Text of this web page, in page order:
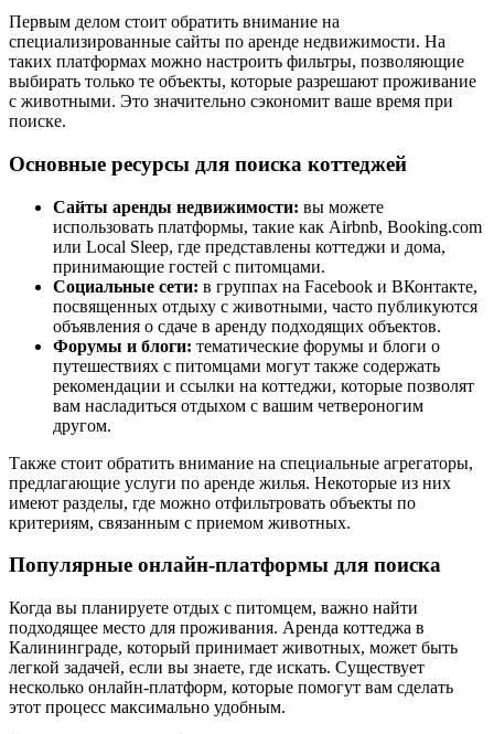
Первым делом стоит обратить внимание на
специализированные сайты по аренде недвижимости. На
таких платформах можно настроить фильтры, позволяющие
выбирать только те объекты, которые разрешают проживание
с животными. Это значительно сэкономит ваше время при
поиске.
Основные ресурсы для поиска коттеджей
Сайты аренды недвижимости: вы можете
использовать платформы, такие как Airbnb, Booking.com
или Local Sleep, где представлены коттеджи и дома,
принимающие гостей с питомцами.
Социальные сети: в группах на Facebook и ВКонтакте,
посвященных отдыху с животными, часто публикуются
объявления о сдаче в аренду подходящих объектов.
Форумы и блоги: тематические форумы и блоги о
путешествиях с питомцами могут также содержать
рекомендации и ссылки на коттеджи, которые позволят
вам насладиться отдыхом с вашим четвероногим
другом.
Также стоит обратить внимание на специальные агрегаторы,
предлагающие услуги по аренде жилья. Некоторые из них
имеют разделы, где можно отфильтровать объекты по
критериям, связанным с приемом животных.
Популярные онлайн-платформы для поиска
Когда вы планируете отдых с питомцем, важно найти
подходящее место для проживания. Аренда коттеджа в
Калининграде, который принимает животных, может быть
легкой задачей, если вы знаете, где искать. Существует
несколько онлайн-платформ, которые помогут вам сделать
этот процесс максимально удобным.